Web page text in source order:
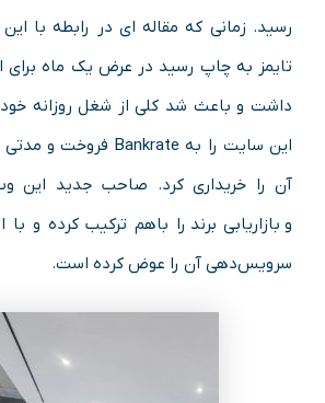
رسید. زمانی که مقاله‌ ای در رابطه با
داشت و باعث شد کلی از شغل روزانه‌
آن را خریداری کرد. صاحب جدید این
و بازاریابی برند را باهم ترکیب کرده و با
سرویس‌دهی آن را عوض کرده است.